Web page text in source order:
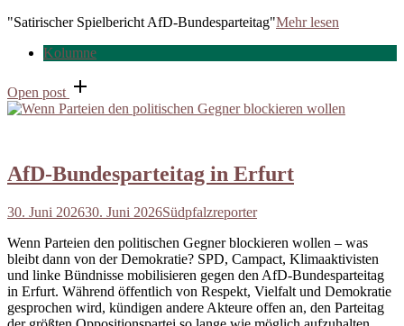
"Satirischer Spielbericht AfD-Bundesparteitag"Mehr lesen
Kolumne
Open post
AfD-Bundesparteitag in Erfurt
30. Juni 202630. Juni 2026Südpfalzreporter
Wenn Parteien den politischen Gegner blockieren wollen – was
bleibt dann von der Demokratie? SPD, Campact, Klimaaktivisten
und linke Bündnisse mobilisieren gegen den AfD-Bundesparteitag
in Erfurt. Während öffentlich von Respekt, Vielfalt und Demokratie
gesprochen wird, kündigen andere Akteure offen an, den Parteitag